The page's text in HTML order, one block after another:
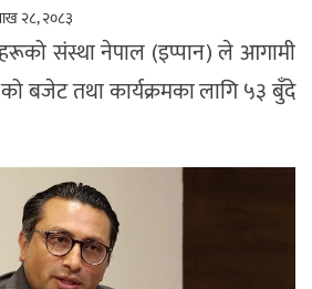
२८, २०८३
संस्था नेपाल (इप्पान) ले आगामी
बजेट तथा कार्यक्रमका लागि ५३ बुँदे